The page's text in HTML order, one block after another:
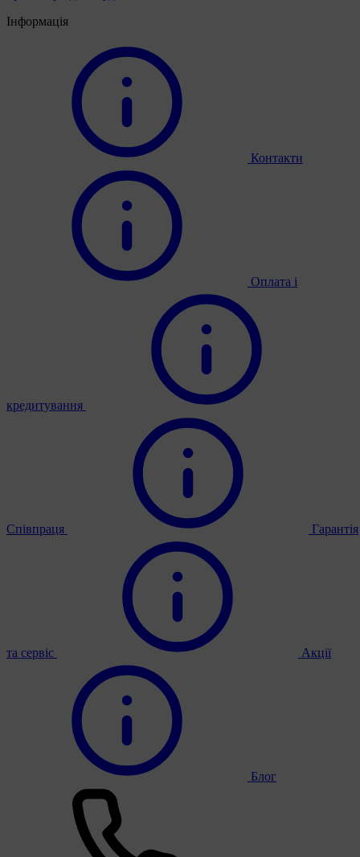
Інформація
Контакти
Оплата і
кредитування
Співпраця Гарантія
та сервіс Акції
Блог